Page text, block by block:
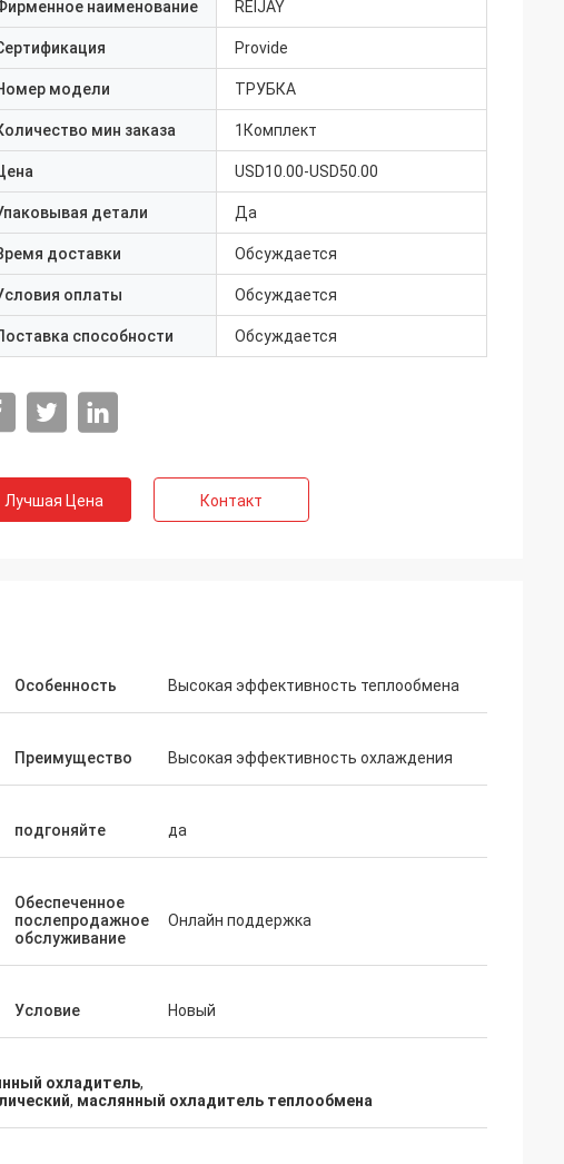
РЕЙДЖАЙ
нового завода началось
середине 2024 года.
наименование REIJAY
Provide
модели ТРУБКА
мин заказа 1Комплект
USD10.00-USD50.00
детали Да
доставки Обсуждается
оплаты Обсуждается
способности Обсуждается
Лучшая Цена Контакт
Особенность Высокая эффективность теплообмена
Преимущество Высокая эффективность охлаждения
подгоняйте да
Обеспеченное
послепродажное
обслуживание
Онлайн поддержка
Условие Новый
охладитель,
, маслянный охладитель теплообмена